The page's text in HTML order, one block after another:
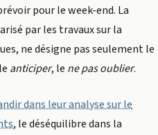
pour le week-end. La
par les travaux sur la
ne désigne pas seulement le
anticiper, le ne pas oublier.
dans leur analyse sur le
, le déséquilibre dans la